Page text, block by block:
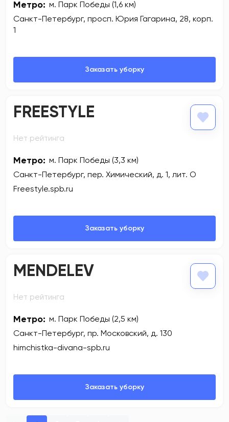
Метро: м. Парк Победы (1,6 км)
Санкт-Петербург, просп. Юрия Гагарина, 28, корп.
1
FREESTYLE
Нет рейтинга
Метро: м. Парк Победы (3,3 км)
Санкт-Петербург, пер. Химический, д. 1, лит. О
Freestyle.spb.ru
MENDELEV
Нет рейтинга
Метро: м. Парк Победы (2,5 км)
Санкт-Петербург, пр. Московский, д. 130
himchistka-divana-spb.ru